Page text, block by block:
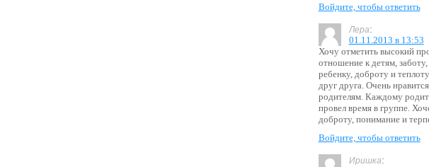
Войдите, чтобы ответить
Лера:
01.11.2013 в 13:53
Хочу отметить высокий
отношение к детям,
ребенку, доброту и
друг друга. Очень
родителям. Каждому
провел время в группе.
доброту, понимание и
Войдите, чтобы ответить
Иришка: